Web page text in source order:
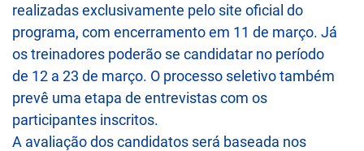
realizadas exclusivamente pelo site oficial do
programa, com encerramento em 11 de março. Já
os treinadores poderão se candidatar no período
de 12 a 23 de março. O processo seletivo também
prevê uma etapa de entrevistas com os
participantes inscritos.
A avaliação dos candidatos será baseada nos